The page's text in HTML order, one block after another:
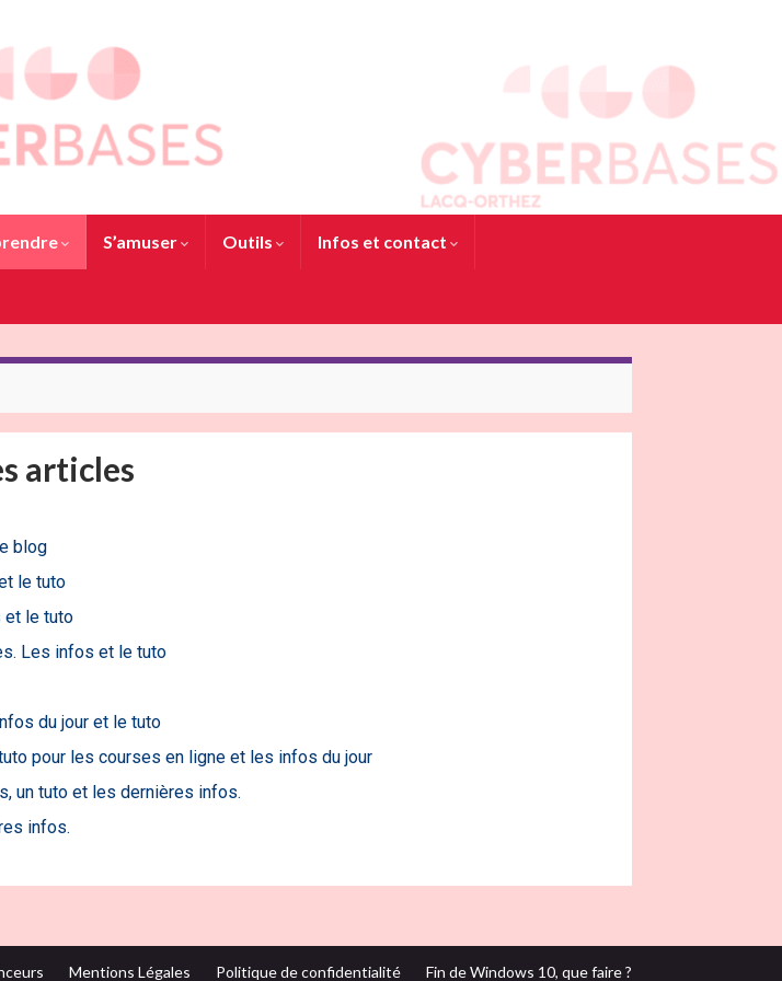
S’amuser Outils Infos et contact
articles
blog
le tuto
et le tuto
Les infos et le tuto
du jour et le tuto
pour les courses en ligne et les infos du jour
un tuto et les dernières infos.
infos.
Mentions Légales Politique de confidentialité Fin de Windows 10, que faire ?